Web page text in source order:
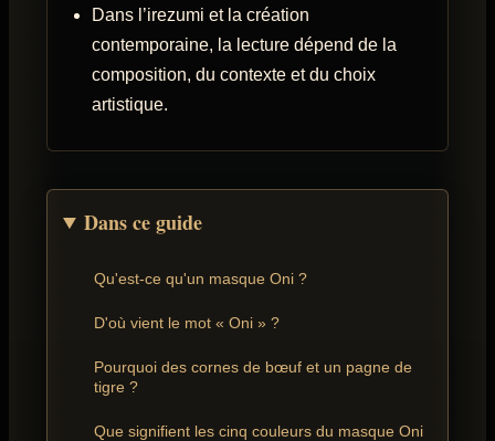
Dans l’irezumi et la création
contemporaine, la lecture dépend de la
composition, du contexte et du choix
artistique.
Dans ce guide
Qu'est-ce qu'un masque Oni ?
D'où vient le mot « Oni » ?
Pourquoi des cornes de bœuf et un pagne de
tigre ?
Que signifient les cinq couleurs du masque Oni